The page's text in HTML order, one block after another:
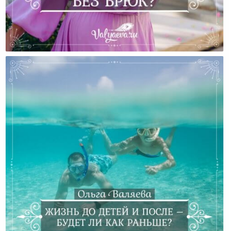
Есть Ли Жизнь Без Брюк?